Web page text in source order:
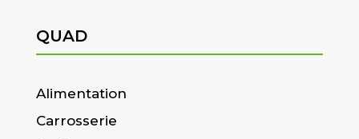
QUAD
Alimentation
Carrosserie